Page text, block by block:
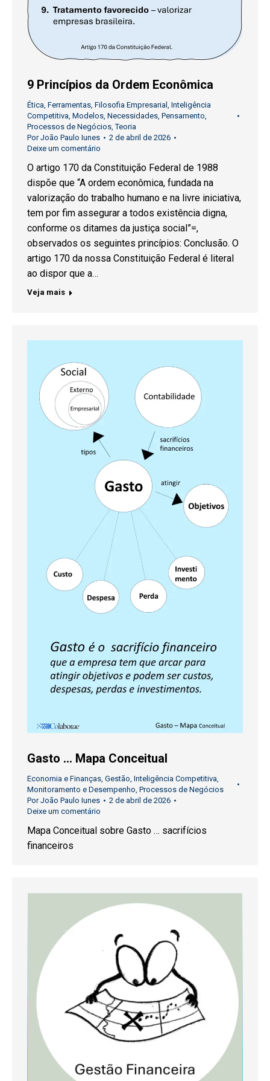
9 Princípios da Ordem Econômica
Ética, Ferramentas, Filosofia Empresarial , Inteligência
Competitiva, Modelos, Necessidades, Pensamento,
Processos de Negócios,Teoria
PorJoão Paulo Iunes
2 de abril de 2026
Deixe um comentário
O artigo 170 da Constituição Federal de 1988
dispõe que “A ordem econômica, fundada na
valorização do trabalho humano e na livre iniciativa,
tem por fim assegurar a todos existência digna,
conforme os ditames da justiça social”=,
observados os seguintes princípios: Conclusão. O
artigo 170 da nossa Constituição Federal é literal
ao dispor que a…
Veja mais
Gasto … Mapa Conceitual
Economia e Finanças, Gestão, Inteligência Competitiva,
Monitoramento e Desempenho, Processos de Negócios
PorJoão Paulo Iunes
2 de abril de 2026
Deixe um comentário
Mapa Conceitual sobre Gasto … sacrifícios
financeiros